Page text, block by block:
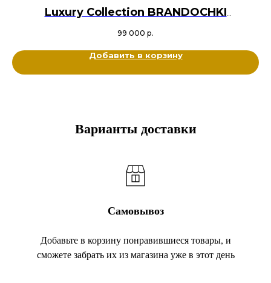
Luxury Collection BRANDOCHKI
Ацетат, Металл титан
Размер: 46-25-145
99 000 р.
Добавить в корзину
Варианты доставки
Самовывоз
Добавьте в корзину понравившиеся товары, и
сможете забрать их из магазина уже в этот день